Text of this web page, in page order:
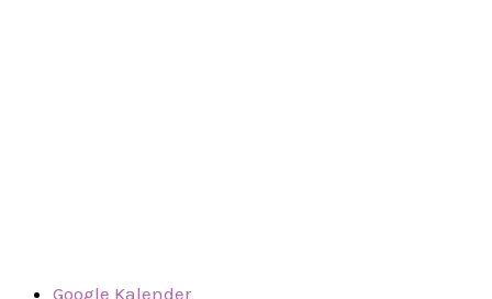
Google Kalender